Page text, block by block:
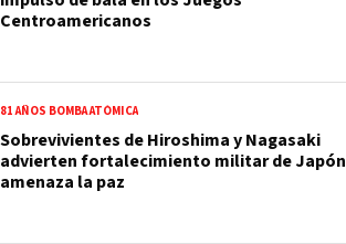
Centroamericanos
81 AÑOS BOMBA ATÓMICA
Sobrevivientes de Hiroshima y Nagasaki
advierten fortalecimiento militar de Japón
amenaza la paz